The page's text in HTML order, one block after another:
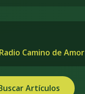
Radio Camino de
Artículos